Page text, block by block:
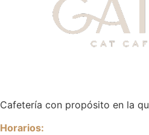
Cafetería con propósito en la
Horarios: